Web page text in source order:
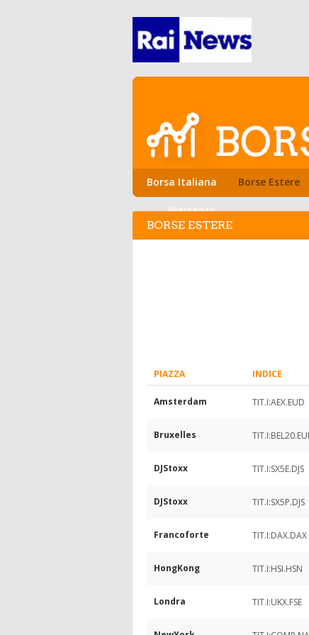
Borsa Italiana Borse Estere
Warrants
BORSE ESTERE
PIAZZA INDICE
Amsterdam TIT.I:AEX.EUD
Bruxelles
DJStoxx TIT.I:SX5E.DJS
DJStoxx TIT.I:SX5P.DJS
Francoforte TIT.I:DAX.DAX
HongKong TIT.I:HSI.HSN
Londra TIT.I:UKX.FSE